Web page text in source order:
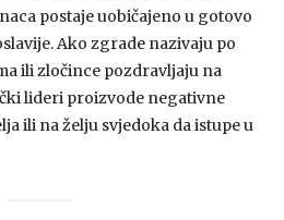
postaje uobičajeno u gotovo
Ako zgrade nazivaju po
ili zločince pozdravljaju na
lideri proizvode negativne
ili na želju svjedoka da istupe u